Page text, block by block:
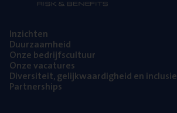
Inzich­ten
Duur­zaam­heid
Onze bedrijfs­cul­tuur
Onze vaca­tu­res
Diver­si­teit, gelijk­waar­dig­heid en inclusie
Part­ner­ships